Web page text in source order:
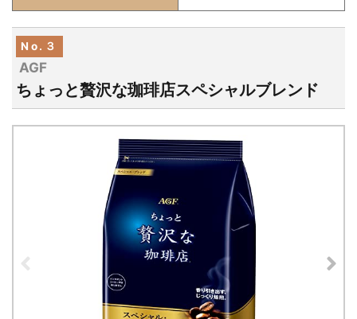
No.３
AGF
ちょっと贅沢な珈琲店スペシャルブレンド